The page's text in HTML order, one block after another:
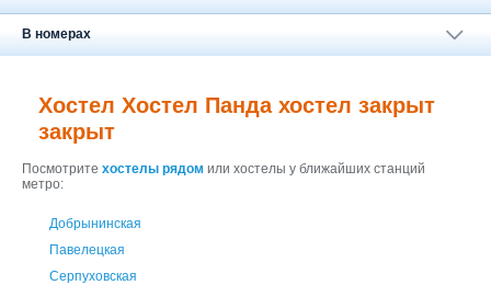
В номерах
Хостел Хостел Панда хостел закрыт
закрыт
Посмотрите хостелы рядом или хостелы у ближайших станций
метро:
Добрынинская
Павелецкая
Серпуховская
Петербург
+7 (812) 418-22-18